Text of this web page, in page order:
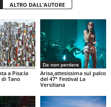
ALTRO DALL'AUTORE
a Pisa:la
di Tano
Da non perdere
Arisa,attesissima sul palco
del 47° Festival La
Versiliana